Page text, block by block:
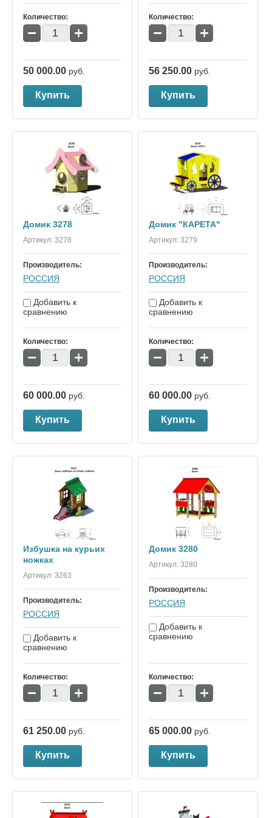
Количество:
− +
50 000.00 руб.
Купить
Количество:
− +
56 250.00 руб.
Купить
Домик 3278
Артикул: 3278
Производитель:
РОССИЯ
Добавить к
сравнению
Количество:
− +
60 000.00 руб.
Купить
Домик "КАРЕТА"
Артикул:3279
Производитель:
РОССИЯ
Добавить к
сравнению
Количество:
− +
60 000.00 руб.
Купить
Избушка на курьих
ножках
Артикул: 3263
Производитель:
РОССИЯ
Добавить к
сравнению
Количество:
− +
61 250.00 руб.
Купить
Домик 3280
Артикул:3280
Производитель:
РОССИЯ
Добавить к
сравнению
Количество:
− +
65 000.00 руб.
Купить